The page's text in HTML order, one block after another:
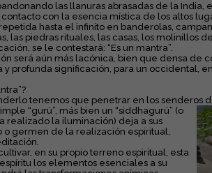
las llanuras abrasadas de la
con la esencia mística de los altos
hasta el infinito en banderolas,
las piedras rituales, las casas, los
se le contestará: “Es un mantra”.
será aún más lacónica, bien que densa de
y profunda significación, para un occidental,
tenemos que penetrar en los senderos
“gurú”, más bien un “siddhagurú” (o
realizado la iluminación) deja a sus
o germen de la realización espiritual,
en su propio terreno espiritual, esta
los elementos esenciales a su